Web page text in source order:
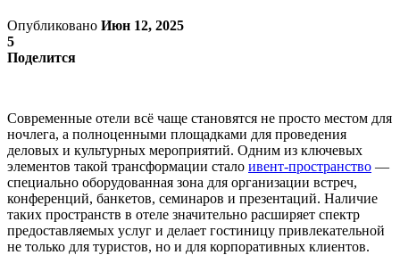
Опубликовано Июн 12, 2025
5
Поделится
Современные отели всё чаще становятся не просто местом для
ночлега, а полноценными площадками для проведения
деловых и культурных мероприятий. Одним из ключевых
элементов такой трансформации стало ивент-пространство —
специально оборудованная зона для организации встреч,
конференций, банкетов, семинаров и презентаций. Наличие
таких пространств в отеле значительно расширяет спектр
предоставляемых услуг и делает гостиницу привлекательной
не только для туристов, но и для корпоративных клиентов.